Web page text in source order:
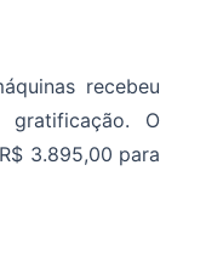
recebeu
O
3.895,00 para